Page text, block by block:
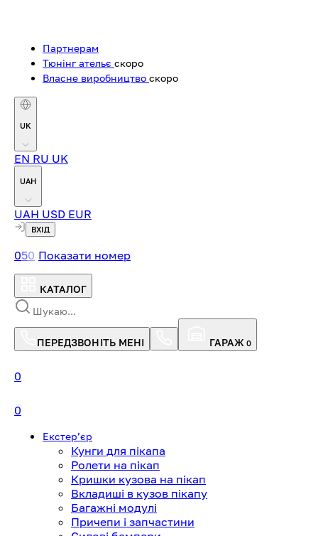
Партнерам
Тюнінг ательє скоро
Власне виробництво скоро
UK
EN RU UK
UAH
UAH USD EUR
ВХІД
050 Показати номер
КАТАЛОГ
ПЕРЕДЗВОНІТЬ МЕНІ ГАРАЖ 0
0
0
Екстерʼєр
Кунги для пікапа
Ролети на пікап
Кришки кузова на пікап
Вкладиші в кузов пікапу
Багажні модулі
Причепи і запчастини